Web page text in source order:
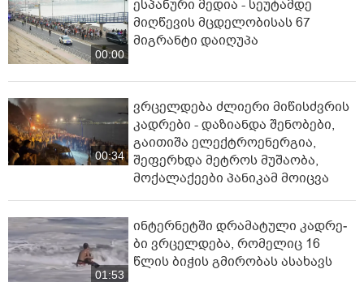
00:00
ესპანური მედია - სეუტამდე
მიღწევის მცდელობისას 67
მიგრანტი დაიღუპა
00:34
ვრცელდება ძლიერი მიწისძვრის
კადრები - დაზიანდა შენობები,
გაითიშა ელექტროენერგია,
შეფერხდა მეტროს მუშაობა,
მოქალაქეები პანიკამ მოიცვა
01:53
ინ­ტერ­ნეტ­ში დრა­მა­ტუ­ლი კად­რე­
ბი ვრცელდება, რომელიც 16
წლის ბიჭის გმირობას ასახავს